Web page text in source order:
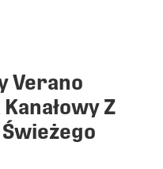
Verano
Z